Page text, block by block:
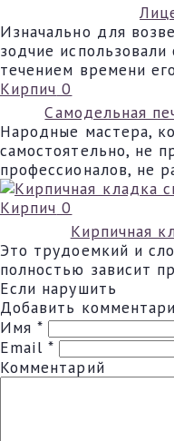
Изначально для
зодчие
течением времени его
Кирпич 0
Самодельная
Народные мастера,
самостоятельно, не
профессионалов, не
Кирпич 0
Кирпичная
Это трудоемкий и
полностью зависит
Если нарушить
Добавить
Имя*
Email*
Комментарий